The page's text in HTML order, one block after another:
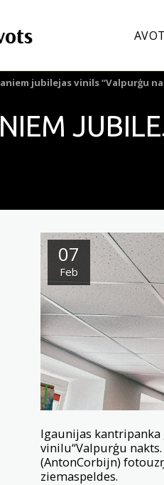
jubilejas vinils “Valpurģu
07
Feb
Igaunijas kantripanka
vinilu“Valpurģu
(AntonCorbijn)
ziemaspeldes.